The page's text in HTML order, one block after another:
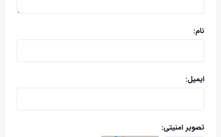
نام:
ایمیل:
تصویر امنیتی: